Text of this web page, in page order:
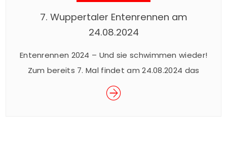
7. Wuppertaler Entenrennen am
24.08.2024
Entenrennen 2024 – Und sie schwimmen wieder!
Zum bereits 7. Mal findet am 24.08.2024 das
beliebte Wuppertaler Entenrennen im Rahmen
des Sommerfestes der Junior Uni statt. Das